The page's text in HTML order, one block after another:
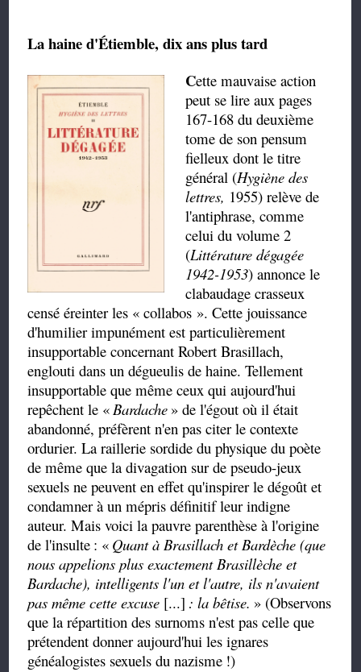
La haine d'Étiemble, dix ans plus tard
Cette mauvaise action
peut se lire aux pages
167-168 du deuxième
tome de son pensum
fielleux dont le titre
général (Hygiène des
lettres, 1955) relève de
l'antiphrase, comme
celui du volume 2
(Littérature dégagée
1942-1953) annonce le
clabaudage crasseux
censé éreinter les «collabos ». Cette jouissance
d'humilier impunément est particulièrement
insupportable concernant Robert Brasillach,
englouti dans un dégueulis de haine. Tellement
insupportable que même ceux qui aujourd'hui
repêchent le «Bardache » de l'égout où il était
abandonné, préfèrent n'en pas citer le contexte
ordurier. La raillerie sordide du physique du poète
de même que la divagation sur de pseudo-jeux
sexuels ne peuvent en effet qu'inspirer le dégoût et
condamner à un mépris définitif leur indigne
auteur. Mais voici la pauvre parenthèse à l'origine
de l'insulte : « Quant à Brasillach et Bardèche (que
nous appelions plus exactement Brasillèche et
Bardache), intelligents l'un et l'autre, ils n'avaient
pas même cette excuse [...] : la bêtise. » (Observons
que la répartition des surnoms n'est pas celle que
prétendent donner aujourd'hui les ignares
généalogistes sexuels du nazisme !)